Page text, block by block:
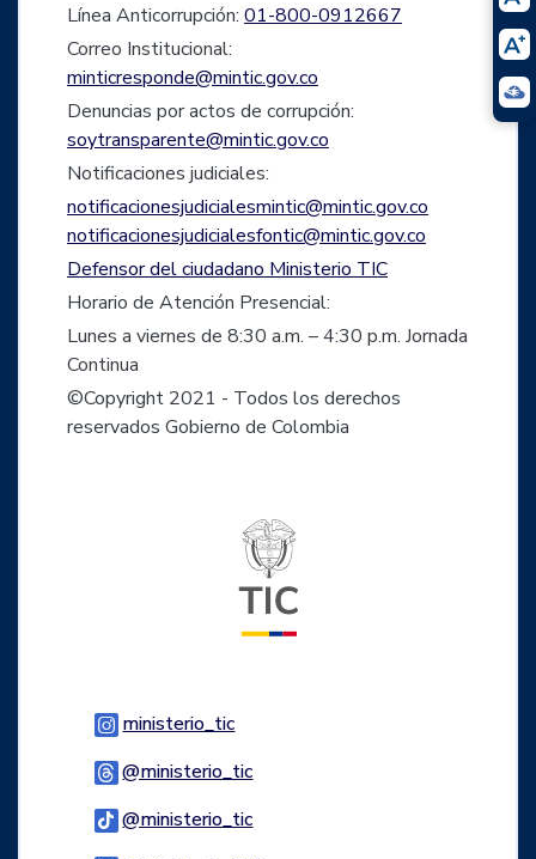
Línea Anticorrupción: 01-800-0912667
Correo Institucional:
minticresponde@mintic.gov.co
Denuncias por actos de corrupción:
soytransparente@mintic.gov.co
Notificaciones judiciales:
notificacionesjudicialesmintic@mintic.gov.co
notificacionesjudicialesfontic@mintic.gov.co
Defensor del ciudadano Ministerio TIC
Horario de Atención Presencial:
Lunes a viernes de 8:30 a.m. – 4:30 p.m. Jornada
Continua
©Copyright 2021 - Todos los derechos
reservados Gobierno de Colombia
ministerio_ticLogo Instagram
@ministerio_ticLogo Threads
@ministerio_ticLogo Tiktok